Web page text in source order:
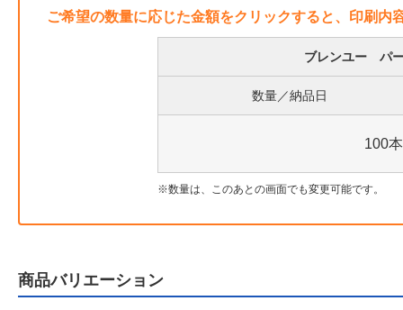
ご希望の数量に応じた金額をクリックすると、印刷内
ブレンユー パ
数量／納品日
100本
数量は、このあとの画面でも変更可能です。
商品バリエーション